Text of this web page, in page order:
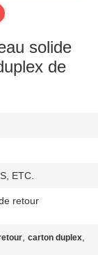
solide
de
ETC.
retour
,carton duplex,